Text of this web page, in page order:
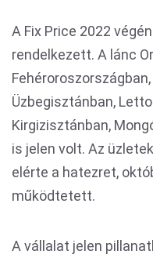
A Fix Price 2022
rendelkezett. A lánc
Üzbegisztánban,
Kirgizisztánban,
is jelen volt. Az
elérte a hatezret,
működtetett.
A vállalat jelen